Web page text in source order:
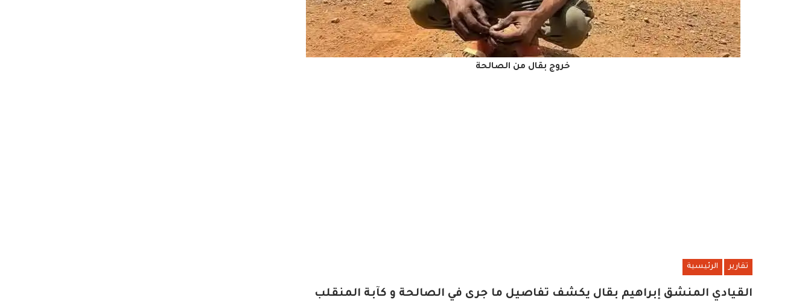
خروج بقال من الصالحة
تقارير الرئيسية
القيادي المنشق إبراهيم بقال يكشف تفاصيل ما جرى في الصالحة و كآبة المنقلب